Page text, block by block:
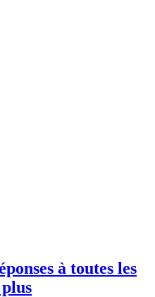
à toutes les